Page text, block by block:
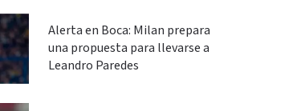
Alerta en Boca: Milan prepara
una propuesta para llevarse a
Leandro Paredes